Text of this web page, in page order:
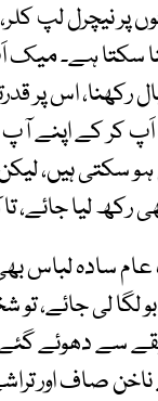
پر نیچرل لپ
سکتا ہے۔ میک
رکھنا، اس پر
کر کے اپنے آپ
سکتی ہیں،
رکھ لیا
عام سادہ لباس
لی جائے، تو
سے دھوئے گئے
ناخن صاف اور